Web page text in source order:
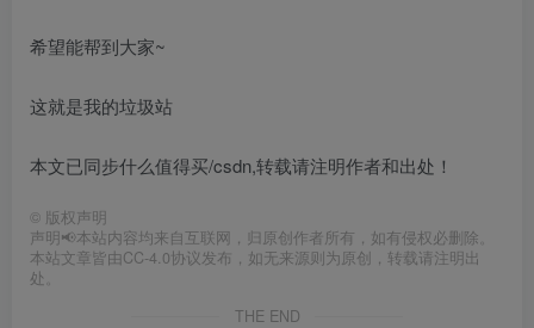
希望能帮到大家~
这就是我的垃圾站
本文已同步什么值得买/csdn,转载请注明作者和出处！
© 版权声明
声明📢本站内容均来自互联网，归原创作者所有，如有侵权必删除。
本站文章皆由CC-4.0协议发布，如无来源则为原创，转载请注明出
处。
THE END